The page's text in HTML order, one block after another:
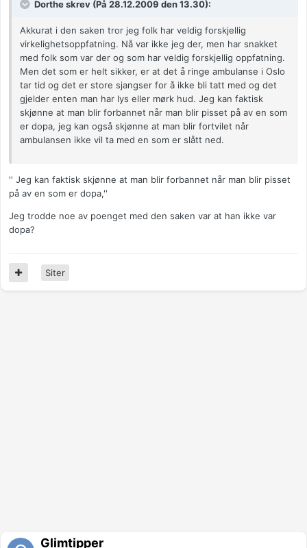
Dorthe skrev (På 28.12.2009 den 13.30):
Akkurat i den saken tror jeg folk har veldig forskjellig
virkelighetsoppfatning. Nå var ikke jeg der, men har snakket
med folk som var der og som har veldig forskjellig oppfatning.
Men det som er helt sikker, er at det å ringe ambulanse i Oslo
tar tid og det er store sjangser for å ikke bli tatt med og det
gjelder enten man har lys eller mørk hud. Jeg kan faktisk
skjønne at man blir forbannet når man blir pisset på av en som
er dopa, jeg kan også skjønne at man blir fortvilet når
ambulansen ikke vil ta med en som er slått ned.
'' Jeg kan faktisk skjønne at man blir forbannet når man blir pisset
på av en som er dopa,''
Jeg trodde noe av poenget med den saken var at han ikke var
dopa?
Siter
Glimtipper